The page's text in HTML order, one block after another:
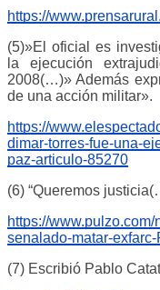
https://
(5)»El oficial es
la ejecución
2008(…)» Además
de una acción militar».
https://
dimar-torres-fue-una-
paz-articulo-85270
(6) “Queremos
https://
senalado-matar-
(7) Escribió Pablo